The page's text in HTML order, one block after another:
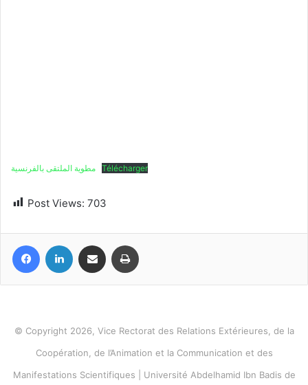
مطوية الملتقى بالفرنسية Télécharger
Post Views: 703
FacebookLinkedin Partager par email
© Copyright 2026, Vice Rectorat des Relations Extérieures, de la
Coopération, de l’Animation et la Communication et des
Manifestations Scientifiques | Université Abdelhamid Ibn Badis de